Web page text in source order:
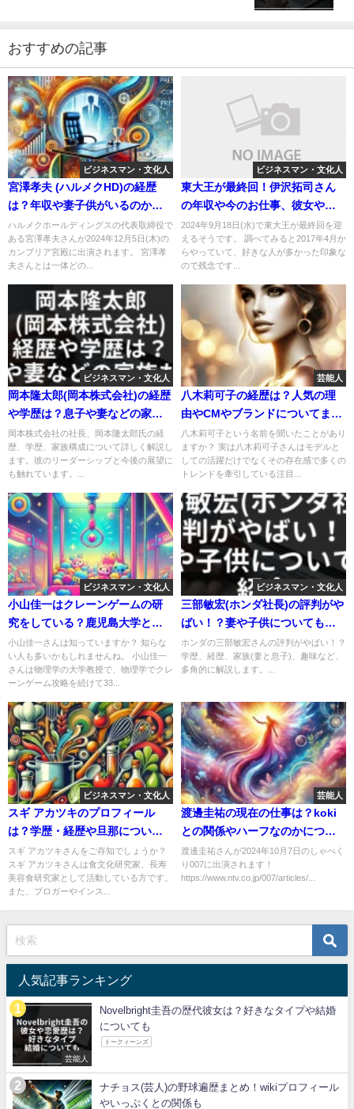
おすすめの記事
ビジネスマン・文化人
宮澤孝夫 (ハルメクHD)の経歴
は？年収や妻子供がいるのかも
調べてみた！【カンブリア宮
殿】
ハルメクホールディングスの代表取締役で
ある宮澤孝夫さんが2024年12月5日(木)の
カンブリア宮殿に出演されます。 宮澤孝
夫さんとは一体どの...
ビジネスマン・文化人
東大王が最終回！伊沢拓司さん
の年収や今のお仕事、彼女や実
家についても調べてみました。
2024年9月18日(水)で東大王が最終回を迎
えるそうです。 調べてみると2017年4月か
らやっていて、好きな人が多かった印象な
ので残念です...
ビジネスマン・文化人
岡本隆太郎(岡本株式会社)の経歴
や学歴は？息子や妻などの家族
も紹介
岡本株式会社の社長、岡本隆太郎氏の経
歴、学歴、家族構成について詳しく解説し
ます。彼のリーダーシップと今後の展望に
も触れています。...
芸能人
八木莉可子の経歴は？人気の理
由やCMやブランドについてまと
めてみた！
八木莉可子という名前を聞いたことがあり
ますか？ 実は八木莉可子さんはモデルと
しての活躍だけでなくその存在感で多くの
トレンドを牽引している注目...
ビジネスマン・文化人
小山佳一はクレーンゲームの研
究をしている？鹿児島大学との
関係性も
小山佳一さんは知っていますか？ 知らな
い人も多いかもしれませんね。 小山佳一
さんは物理学の大学教授で、物理学でクレ
ーンゲーム攻略を続けて33...
ビジネスマン・文化人
三部敏宏(ホンダ社長)の評判がや
ばい！？妻や子供についても紹
介
ホンダの三部敏宏さんの評判がやばい！？
学歴、経歴、家族(妻と息子)、趣味など、
多角的に解説します。...
ビジネスマン・文化人
スギ アカツキのプロフィール
は？学歴・経歴や旦那について
も調べてみた。
スギ アカツキさんをご存知でしょうか？
スギ アカツキさんは食文化研究家、長寿
美容食研究家として活動している方です。
また、ブロガーやインス...
芸能人
渡邊圭祐の現在の仕事は？koki
との関係やハーフなのかについ
ても調べてみた
渡邊圭祐さんが2024年10月7日のしゃべく
り007に出演されます！
https://www.ntv.co.jp/007/articles/...
人気記事ランキング
芸能人
Novelbright圭吾の歴代彼女は？好きなタイプや結婚
についても
トークィーンズ
ナチョス(芸人)の野球遍歴まとめ！wikiプロフィール
やいっぷくとの関係も